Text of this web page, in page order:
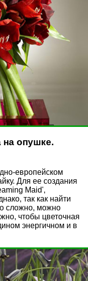
на опушке.
европейском
Для ее создания
Maid',
так как найти
сложно, можно
чтобы цветочная
энергичном и в